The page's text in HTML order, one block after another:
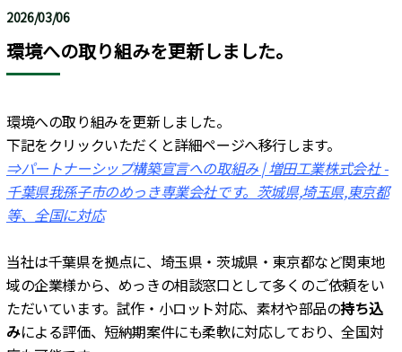
2026/03/06
環境への取り組みを更新しました。
環境への取り組みを更新しました。
下記をクリックいただくと詳細ページへ移行します。
⇒パートナーシップ構築宣言への取組み | 増田工業株式会社 -
千葉県我孫子市のめっき専業会社です。茨城県,埼玉県,東京都
等、全国に対応
当社は千葉県を拠点に、埼玉県・茨城県・東京都など関東地
域の企業様から、めっきの相談窓口として多くのご依頼をい
ただいています。試作・小ロット対応、素材や部品の持ち込
みによる評価、短納期案件にも柔軟に対応しており、全国対